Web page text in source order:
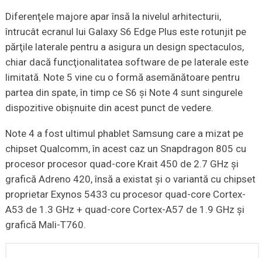
Diferenţele majore apar însă la nivelul arhitecturii,
întrucât ecranul lui Galaxy S6 Edge Plus este rotunjit pe
părţile laterale pentru a asigura un design spectaculos,
chiar dacă funcţionalitatea software de pe laterale este
limitată. Note 5 vine cu o formă asemănătoare pentru
partea din spate, în timp ce S6 şi Note 4 sunt singurele
dispozitive obişnuite din acest punct de vedere.
Note 4 a fost ultimul phablet Samsung care a mizat pe
chipset Qualcomm, în acest caz un Snapdragon 805 cu
procesor procesor quad-core Krait 450 de 2.7 GHz şi
grafică Adreno 420, însă a existat şi o variantă cu chipset
proprietar Exynos 5433 cu procesor quad-core Cortex-
A53 de 1.3 GHz + quad-core Cortex-A57 de 1.9 GHz şi
grafică Mali-T760.